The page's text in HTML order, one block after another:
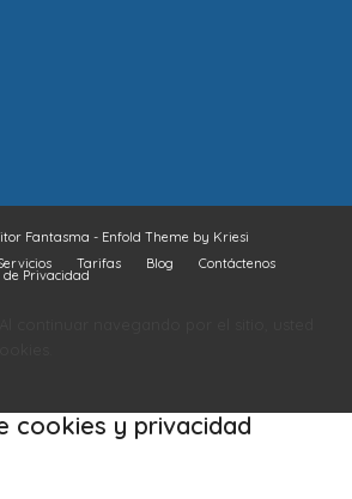
Fantasma - Enfold Theme by Kriesi
Tarifas Blog Contáctenos
de Privacidad
cookies y privacidad